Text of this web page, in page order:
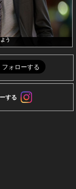
う
する